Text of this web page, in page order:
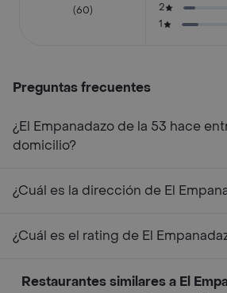
(60)
2
1
Preguntas frecuentes
¿El Empanadazo de la 53 hace
domicilio?
¿Cuál es la dirección de El
¿Cuál es el rating de El
Restaurantes similares a El